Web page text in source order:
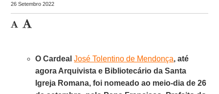
26 Setembro 2022
O CardealJosé Tolentino de Mendonça, até
agora Arquivista e Bibliotecário da Santa
Igreja Romana, foi nomeado ao meio-dia de 26